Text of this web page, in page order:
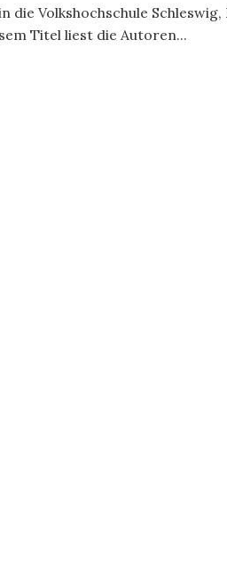
die Volkshochschule
Titel liest die Autoren...